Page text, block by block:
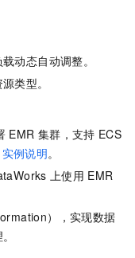
动态自动调整。
类型。
EMR 集群，支持 ECS
实例说明。
上使用 EMR
），实现数据